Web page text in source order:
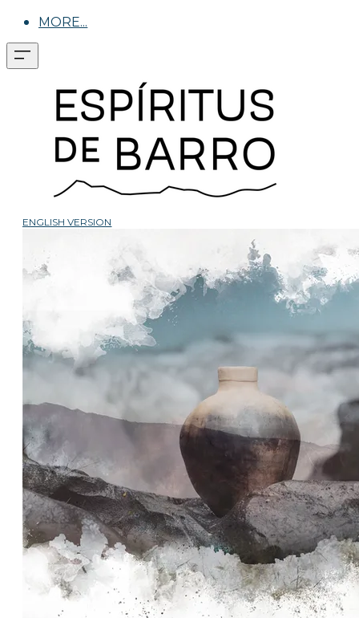
MORE...
ENGLISH VERSION​